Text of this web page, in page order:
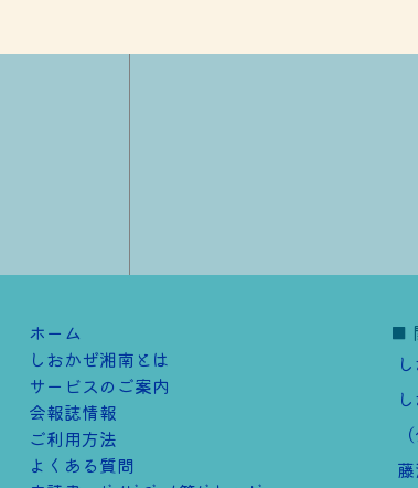
ホーム
しおかぜ湘南とは
サービスのご案内
会報誌情報
ご利用方法
よくある質問
■